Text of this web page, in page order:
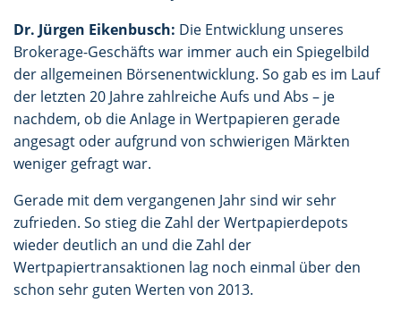
Dr. Jürgen Eikenbusch: Die Entwicklung unseres
Brokerage-Geschäfts war immer auch ein Spiegelbild
der allgemeinen Börsenentwicklung. So gab es im Lauf
der letzten 20 Jahre zahlreiche Aufs und Abs – je
nachdem, ob die Anlage in Wertpapieren gerade
angesagt oder aufgrund von schwierigen Märkten
weniger gefragt war.
Gerade mit dem vergangenen Jahr sind wir sehr
zufrieden. So stieg die Zahl der Wertpapierdepots
wieder deutlich an und die Zahl der
Wertpapiertransaktionen lag noch einmal über den
schon sehr guten Werten von 2013.